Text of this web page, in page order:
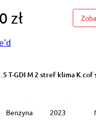
Ekran dotykowy Salon PL
zł
T-GDI M 2 stref klima K.cof
Benzyna 2023